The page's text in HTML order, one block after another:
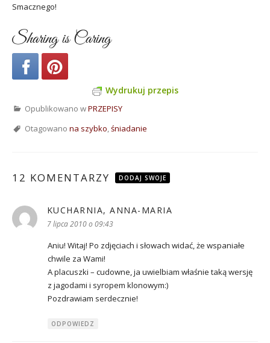
Smacznego!
Sharing is Caring
Wydrukuj przepis
Opublikowano wPRZEPISY
Otagowano na szybko,śniadanie
12 KOMENTARZY DODAJ SWOJE
KUCHARNIA, ANNA-MARIA
7 lipca 2010 o 09:43
Aniu! Witaj! Po zdjęciach i słowach widać, że wspaniałe
chwile za Wami!
A placuszki – cudowne, ja uwielbiam właśnie taką wersję
z jagodami i syropem klonowym:)
Pozdrawiam serdecznie!
ODPOWIEDZ